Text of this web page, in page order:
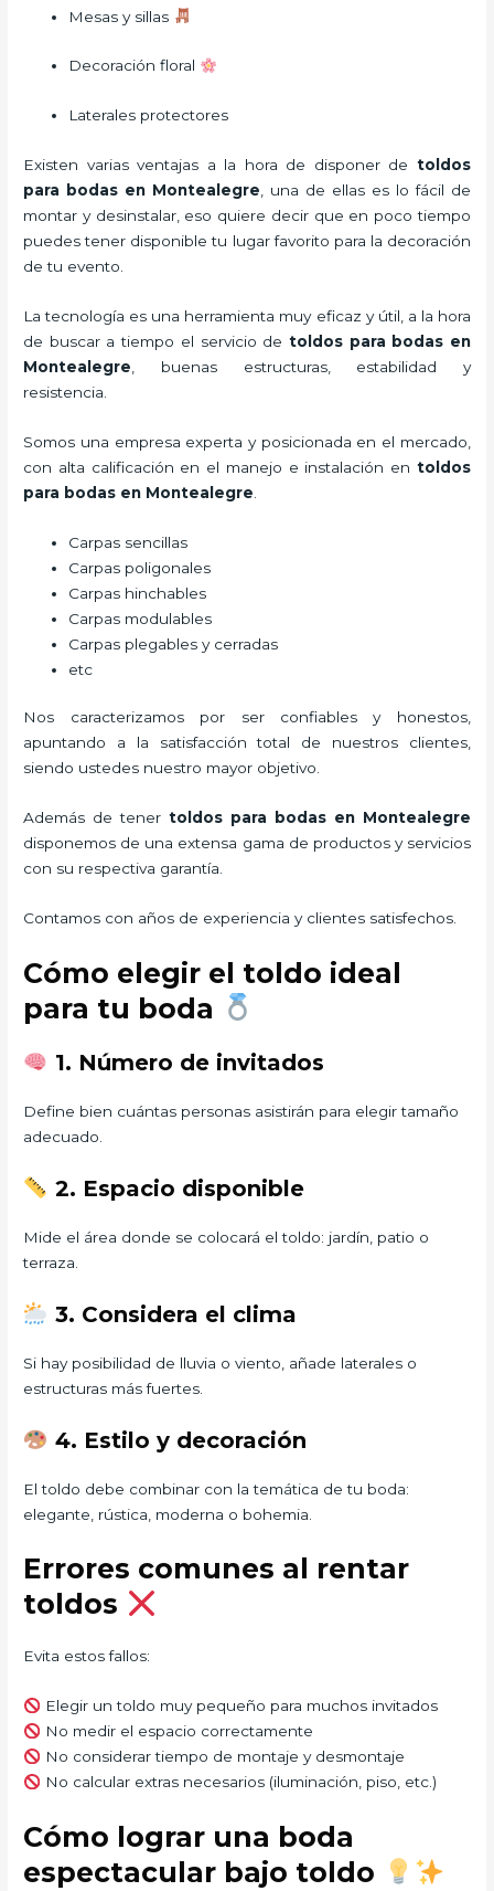
Mesas y sillas
Decoración floral
Laterales protectores
Existen varias ventajas a la hora de disponer de toldos
para bodas en Montealegre, una de ellas es lo fácil de
montar y desinstalar, eso quiere decir que en poco tiempo
puedes tener disponible tu lugar favorito para la decoración
de tu evento.
La tecnología es una herramienta muy eficaz y útil, a la hora
de buscar a tiempo el servicio de toldos para bodas en
Montealegre , buenas estructuras, estabilidad y
resistencia.
Somos una empresa experta y posicionada en el mercado,
con alta calificación en el manejo e instalación en toldos
para bodas en Montealegre
Carpas sencillas
Carpas poligonales
Carpas hinchables
Carpas modulables
Carpas plegables y cerradas
etc
Nos caracterizamos por ser confiables y honestos,
apuntando a la satisfacción total de nuestros clientes,
siendo ustedes nuestro mayor objetivo.
Además de tenertoldos para bodas en Montealegre
disponemos de una extensa gama de productos y servicios
con su respectiva garantía.
Contamos con años de experiencia y clientes satisfechos.
Cómo elegir el toldo ideal
para tu boda
1. Número de invitados
Define bien cuántas personas asistirán para elegir tamaño
adecuado.
2. Espacio disponible
Mide el área donde se colocará el toldo: jardín, patio o
terraza.
3. Considera el clima
Si hay posibilidad de lluvia o viento, añade laterales o
estructuras más fuertes.
4. Estilo y decoración
El toldo debe combinar con la temática de tu boda:
elegante, rústica, moderna o bohemia.
Errores comunes al rentar
toldos
Evita estos fallos:
Elegir un toldo muy pequeño para muchos invitados
No medir el espacio correctamente
No considerar tiempo de montaje y desmontaje
No calcular extras necesarios (iluminación, piso, etc.)
Cómo lograr una boda
espectacular bajo toldo